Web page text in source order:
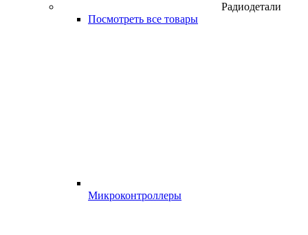
Радиодетали
Посмотреть все товары
Микроконтроллеры